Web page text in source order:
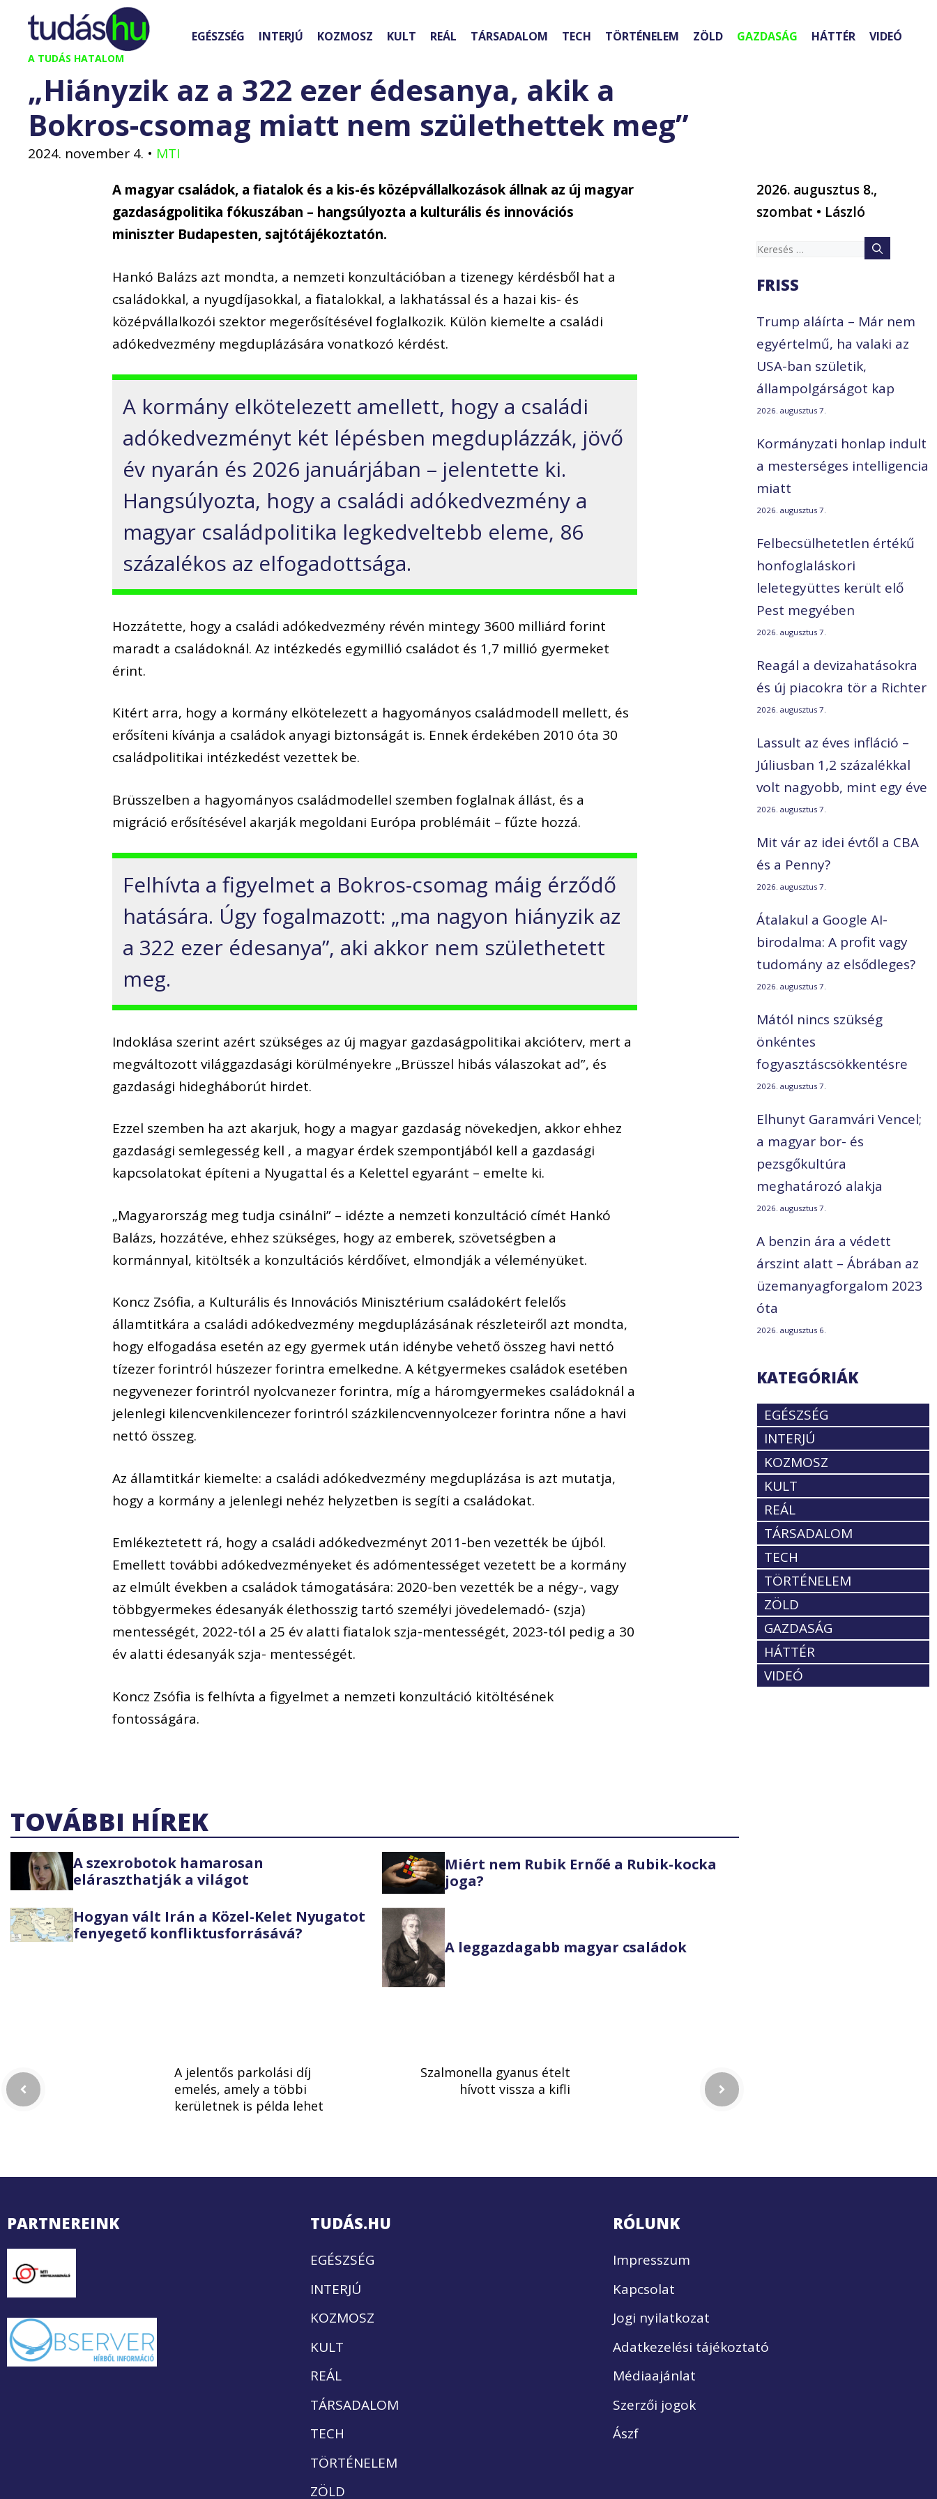
Kilépés
tartalomba
A TUDÁS HATALOM
EGÉSZSÉG INTERJÚ KOZMOSZ KULT REÁL TÁRSADALOM TECH TÖRTÉNELEM ZÖLD GAZDASÁG HÁTTÉR VIDEÓ
„Hiányzik az a 322 ezer édesanya, akik a
Bokros-csomag miatt nem születhettek meg”
2024. november 4. • MTI
A magyar családok, a fiatalok és a kis-és középvállalkozások állnak az új magyar
gazdaságpolitika fókuszában – hangsúlyozta a kulturális és innovációs
miniszter Budapesten, sajtótájékoztatón.
Hankó Balázs azt mondta, a nemzeti konzultációban a tizenegy kérdésből hat a
családokkal, a nyugdíjasokkal, a fiatalokkal, a lakhatással és a hazai kis- és
középvállalkozói szektor megerősítésével foglalkozik. Külön kiemelte a családi
adókedvezmény megduplázására vonatkozó kérdést.
A kormány elkötelezett amellett, hogy a családi
adókedvezményt két lépésben megduplázzák, jövő
év nyarán és 2026 januárjában – jelentette ki.
Hangsúlyozta, hogy a családi adókedvezmény a
magyar családpolitika legkedveltebb eleme, 86
százalékos az elfogadottsága.
Hozzátette, hogy a családi adókedvezmény révén mintegy 3600 milliárd forint
maradt a családoknál. Az intézkedés egymillió családot és 1,7 millió gyermeket
érint.
Kitért arra, hogy a kormány elkötelezett a hagyományos családmodell mellett, és
erősíteni kívánja a családok anyagi biztonságát is. Ennek érdekében 2010 óta 30
családpolitikai intézkedést vezettek be.
Brüsszelben a hagyományos családmodellel szemben foglalnak állást, és a
migráció erősítésével akarják megoldani Európa problémáit – fűzte hozzá.
Felhívta a figyelmet a Bokros-csomag máig érződő
hatására. Úgy fogalmazott: „ma nagyon hiányzik az
a 322 ezer édesanya”, aki akkor nem születhetett
meg.
Indoklása szerint azért szükséges az új magyar gazdaságpolitikai akcióterv, mert a
megváltozott világgazdasági körülményekre „Brüsszel hibás válaszokat ad”, és
gazdasági hidegháborút hirdet.
Ezzel szemben ha azt akarjuk, hogy a magyar gazdaság növekedjen, akkor ehhez
gazdasági semlegesség kell , a magyar érdek szempontjából kell a gazdasági
kapcsolatokat építeni a Nyugattal és a Kelettel egyaránt – emelte ki.
„Magyarország meg tudja csinálni” – idézte a nemzeti konzultáció címét Hankó
Balázs, hozzátéve, ehhez szükséges, hogy az emberek, szövetségben a
kormánnyal, kitöltsék a konzultációs kérdőívet, elmondják a véleményüket.
Koncz Zsófia, a Kulturális és Innovációs Minisztérium családokért felelős
államtitkára a családi adókedvezmény megduplázásának részleteiről azt mondta,
hogy elfogadása esetén az egy gyermek után idénybe vehető összeg havi nettó
tízezer forintról húszezer forintra emelkedne. A kétgyermekes családok esetében
negyvenezer forintról nyolcvanezer forintra, míg a háromgyermekes családoknál a
jelenlegi kilencvenkilencezer forintról százkilencvennyolcezer forintra nőne a havi
nettó összeg.
Az államtitkár kiemelte: a családi adókedvezmény megduplázása is azt mutatja,
hogy a kormány a jelenlegi nehéz helyzetben is segíti a családokat.
Emlékeztetett rá, hogy a családi adókedvezményt 2011-ben vezették be újból.
Emellett további adókedvezményeket és adómentességet vezetett be a kormány
az elmúlt években a családok támogatására: 2020-ben vezették be a négy-, vagy
többgyermekes édesanyák élethosszig tartó személyi jövedelemadó- (szja)
mentességét, 2022-tól a 25 év alatti fiatalok szja-mentességét, 2023-tól pedig a 30
év alatti édesanyák szja- mentességét.
Koncz Zsófia is felhívta a figyelmet a nemzeti konzultáció kitöltésének
fontosságára.
TOVÁBBI HÍREK
A szexrobotok hamarosan
eláraszthatják a világot
Miért nem Rubik Ernőé a Rubik-kocka
joga?
Hogyan vált Irán a Közel-Kelet Nyugatot
fenyegető konfliktusforrásává?
A leggazdagabb magyar családok
2026. augusztus 8.,
szombat • László
Keresés:
FRISS
Trump aláírta – Már nem
egyértelmű, ha valaki az
USA-ban születik,
állampolgárságot kap
2026. augusztus 7.
Kormányzati honlap indult
a mesterséges intelligencia
miatt
2026. augusztus 7.
Felbecsülhetetlen értékű
honfoglaláskori
leletegyüttes került elő
Pest megyében
2026. augusztus 7.
Reagál a devizahatásokra
és új piacokra tör a Richter
2026. augusztus 7.
Lassult az éves infláció –
Júliusban 1,2 százalékkal
volt nagyobb, mint egy éve
2026. augusztus 7.
Mit vár az idei évtől a CBA
és a Penny?
2026. augusztus 7.
Átalakul a Google AI-
birodalma: A profit vagy
tudomány az elsődleges?
2026. augusztus 7.
Mától nincs szükség
önkéntes
fogyasztáscsökkentésre
2026. augusztus 7.
Elhunyt Garamvári Vencel;
a magyar bor- és
pezsgőkultúra
meghatározó alakja
2026. augusztus 7.
A benzin ára a védett
árszint alatt – Ábrában az
üzemanyagforgalom 2023
óta
2026. augusztus 6.
KATEGÓRIÁK
EGÉSZSÉG
INTERJÚ
KOZMOSZ
KULT
REÁL
TÁRSADALOM
TECH
TÖRTÉNELEM
ZÖLD
GAZDASÁG
HÁTTÉR
VIDEÓ
A jelentős parkolási díj
emelés, amely a többi
kerületnek is példa lehet
Szalmonella gyanus ételt
hívott vissza a kifli
PARTNEREINK TUDÁS.HU
EGÉSZSÉG
INTERJÚ
KOZMOSZ
KULT
REÁL
TÁRSADALOM
TECH
TÖRTÉNELEM
ZÖLD
RÓLUNK
Impresszum
Kapcsolat
Jogi nyilatkozat
Adatkezelési tájékoztató
Médiaajánlat
Szerzői jogok
Ászf